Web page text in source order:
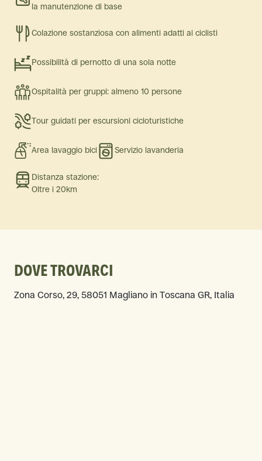
la manutenzione di base
Colazione sostanziosa con alimenti adatti ai ciclisti
Possibilità di pernotto di una sola notte
Ospitalità per gruppi: almeno 10 persone
Tour guidati per escursioni cicloturistiche
Area lavaggio bici Servizio lavanderia
Distanza stazione:
Oltre i 20km
DOVE TROVARCI
Zona Corso, 29, 58051 Magliano in Toscana GR, Italia